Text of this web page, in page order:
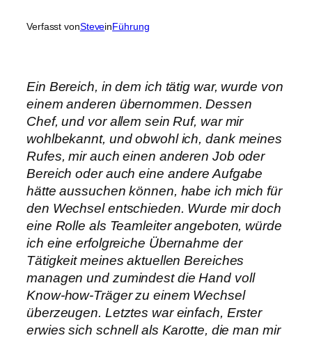
Verfasst vonSteveinFührung
Ein Bereich, in dem ich tätig war, wurde von
einem anderen übernommen. Dessen
Chef, und vor allem sein Ruf, war mir
wohlbekannt, und obwohl ich, dank meines
Rufes, mir auch einen anderen Job oder
Bereich oder auch eine andere Aufgabe
hätte aussuchen können, habe ich mich für
den Wechsel entschieden. Wurde mir doch
eine Rolle als Teamleiter angeboten, würde
ich eine erfolgreiche Übernahme der
Tätigkeit meines aktuellen Bereiches
managen und zumindest die Hand voll
Know-how-Träger zu einem Wechsel
überzeugen. Letztes war einfach, Erster
erwies sich schnell als Karotte, die man mir